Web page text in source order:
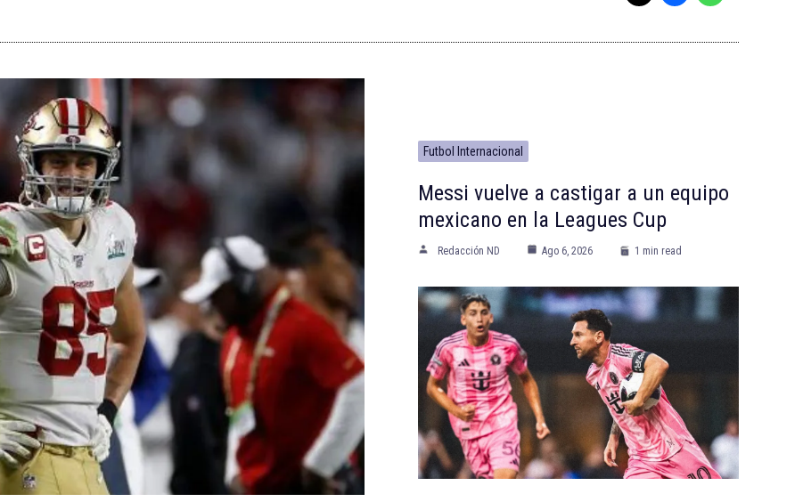
Futbol Internacional
Messi vuelve a castigar a un equipo
mexicano en la Leagues Cup
Redacción ND Ago 6, 2026 1 min read